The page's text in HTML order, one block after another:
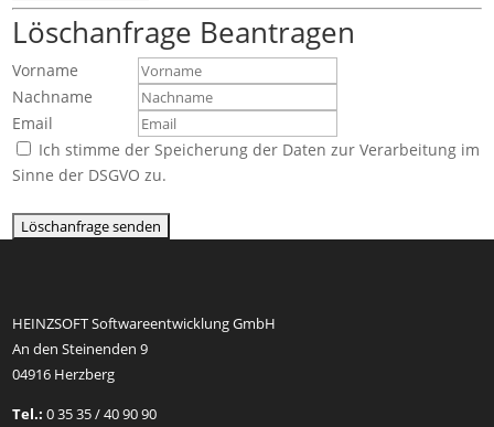
Löschanfrage Beantragen
Vorname
Nachname
Email
Ich stimme der Speicherung der Daten zur Verarbeitung im
Sinne der DSGVO zu.
HEINZSOFT Softwareentwicklung GmbH
An den Steinenden 9
04916 Herzberg
Tel.: 0 35 35 / 40 90 90